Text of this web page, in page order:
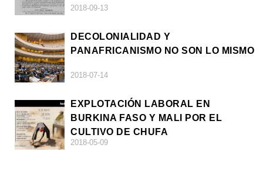
2018-09-13
DECOLONIALIDAD Y
PANAFRICANISMO NO SON LO MISMO
2018-07-14
EXPLOTACIÓN LABORAL EN
BURKINA FASO Y MALI POR EL
CULTIVO DE CHUFA
2018-05-09